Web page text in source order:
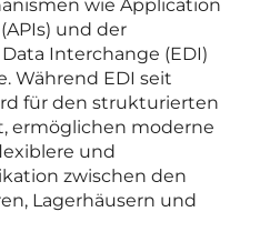
wie Application
und der
Interchange (EDI)
Während EDI seit
für den strukturierten
ermöglichen moderne
und
zwischen den
Lagerhäusern und